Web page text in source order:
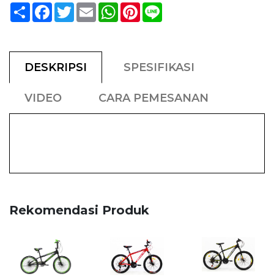
ShareFacebook
TwitterEmailWhatsApp
Pinterest
DESKRIPSI SPESIFIKASI
VIDEO CARA PEMESANAN
Rekomendasi Produk